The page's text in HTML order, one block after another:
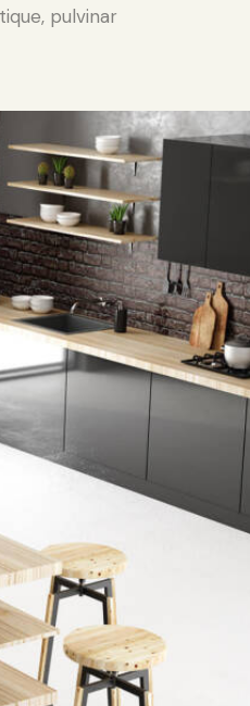
pulvinar